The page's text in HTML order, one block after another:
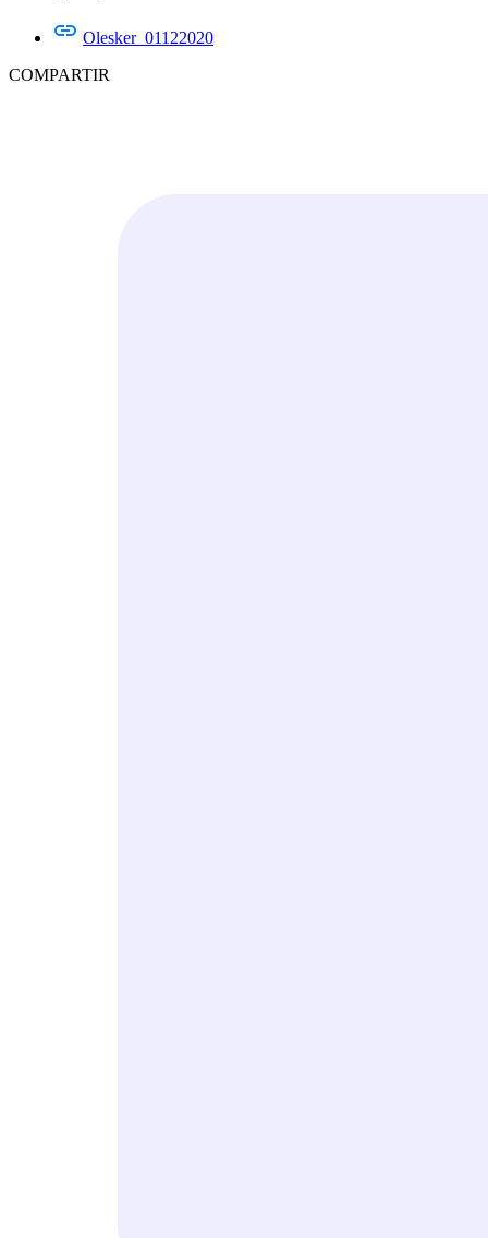
Olesker_01122020
COMPARTIR